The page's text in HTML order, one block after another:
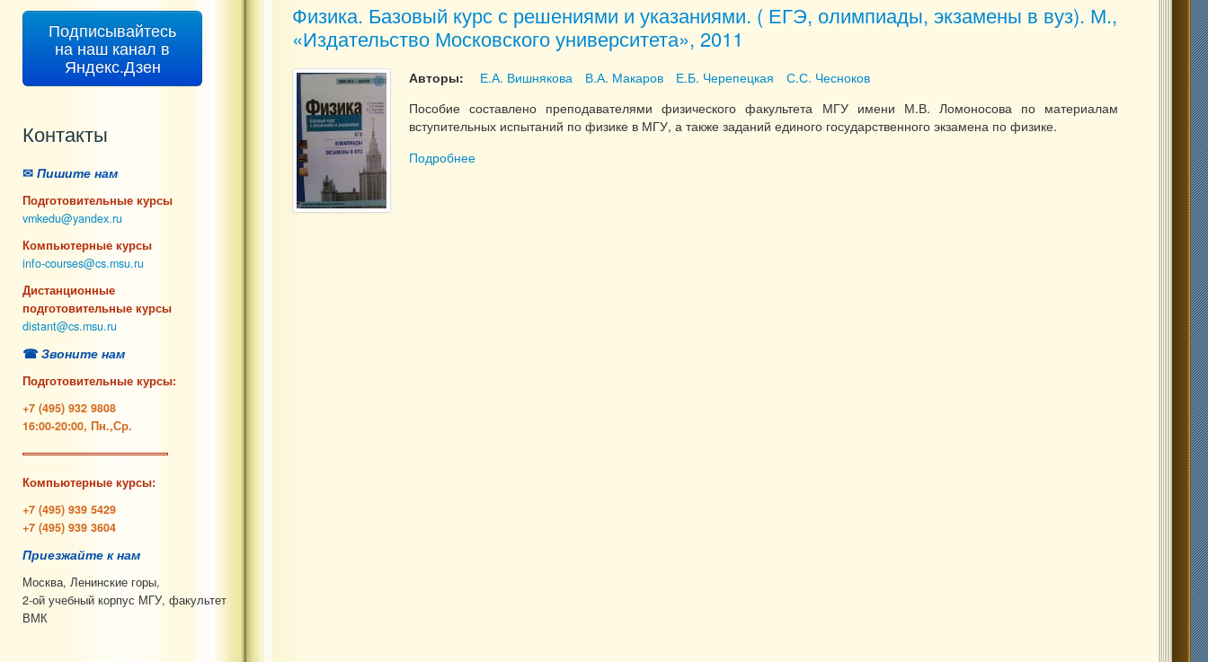
Подписывайтесь
на наш канал в
Яндекс.Дзен
Контакты
✉ Пишите нам
Подготовительные курсы
vmkedu@yandex.ru
Компьютерные курсы
info-courses@cs.msu.ru
Дистанционные
подготовительные курсы
distant@cs.msu.ru
☎ Звоните нам
Подготовительные курсы:
+7 (495) 932 9808
16:00-20:00, Пн.,Ср.
Компьютерные курсы:
+7 (495) 939 5429
+7 (495) 939 3604
Приезжайте к нам
Москва, Ленинские горы,
2-ой учебный корпус МГУ, факультет
ВМК
Физика. Базовый курс с решениями и указаниями. ( ЕГЭ, олимпиады, экзамены в вуз). М.,
«Издательство Московского университета», 2011
Авторы: Е.А. Вишнякова В.А. Макаров Е.Б. Черепецкая
С.С. Чесноков
Пособие составлено преподавателями физического факультета МГУ имени М.В. Ломоносова по материалам
вступительных испытаний по физике в МГУ, а также заданий единого государственного экзамена по физике.
Подробнее